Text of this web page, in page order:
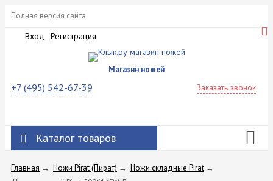
Полная версия сайта
Вход Регистрация
Магазин ножей
+7 (495) 542-67-39 Заказать звонок
Каталог товаров
Главная → Ножи Pirat (Пират) → Ножи складные Pirat →